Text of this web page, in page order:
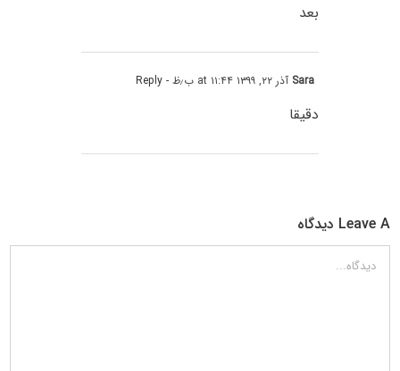
بعد
Sara آذر ۲۲, ۱۳۹۹ at ۱۱:۴۴ ب٫ظ - Reply
دقیقا
Leave A دیدگاه
دیدگاه